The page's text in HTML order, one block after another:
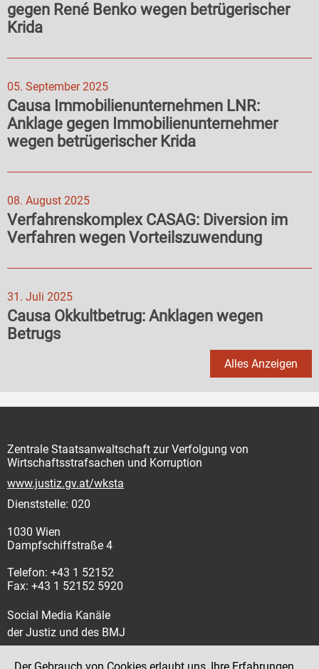
gegen René Benko wegen betrügerischer
Krida
05. September 2025
Causa Immobilienunternehmen LNR:
Anklage gegen Immobilienunternehmer
wegen betrügerischer Krida
08. August 2025
Verfahrenskomplex CASAG: Diversion im
Verfahren wegen Vorteilszuwendung
31. Juli 2025
Causa Okkultbetrug: Anklagen wegen
Betrugs
Alles Anzeigen
Zentrale Staatsanwaltschaft zur Verfolgung von
Wirtschaftsstrafsachen und Korruption
www.justiz.gv.at/wksta
Dienststelle: 020
1030 Wien
Dampfschiffstraße 4
Telefon: +43 1 52152
Fax: +43 1 52152 5920
Social Media Kanäle
der Justiz und des BMJ